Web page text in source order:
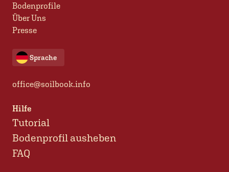
Bodenprofile
Über Uns
Presse
Sprache
office@soilbook.info
Hilfe
Tutorial
Bodenprofil ausheben
FAQ